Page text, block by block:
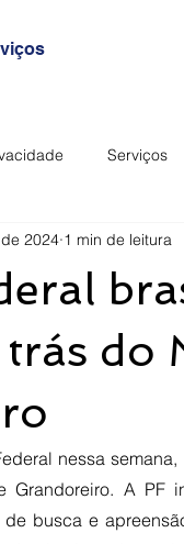
Serviços
do
2024 1 min de leitura
nessa
Grandoreiro. A
busca e